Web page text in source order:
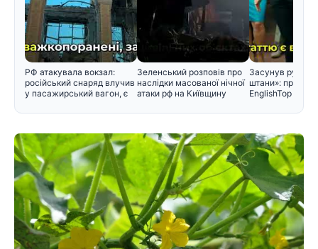
РФ атакувала вокзал:
російський снаряд влучив
у пасажирський вагон, є
Зеленський розповів про
наслідки масованої нічної
атаки рф на Київщину
Засунув руку
штани»: проти
EnglishTop